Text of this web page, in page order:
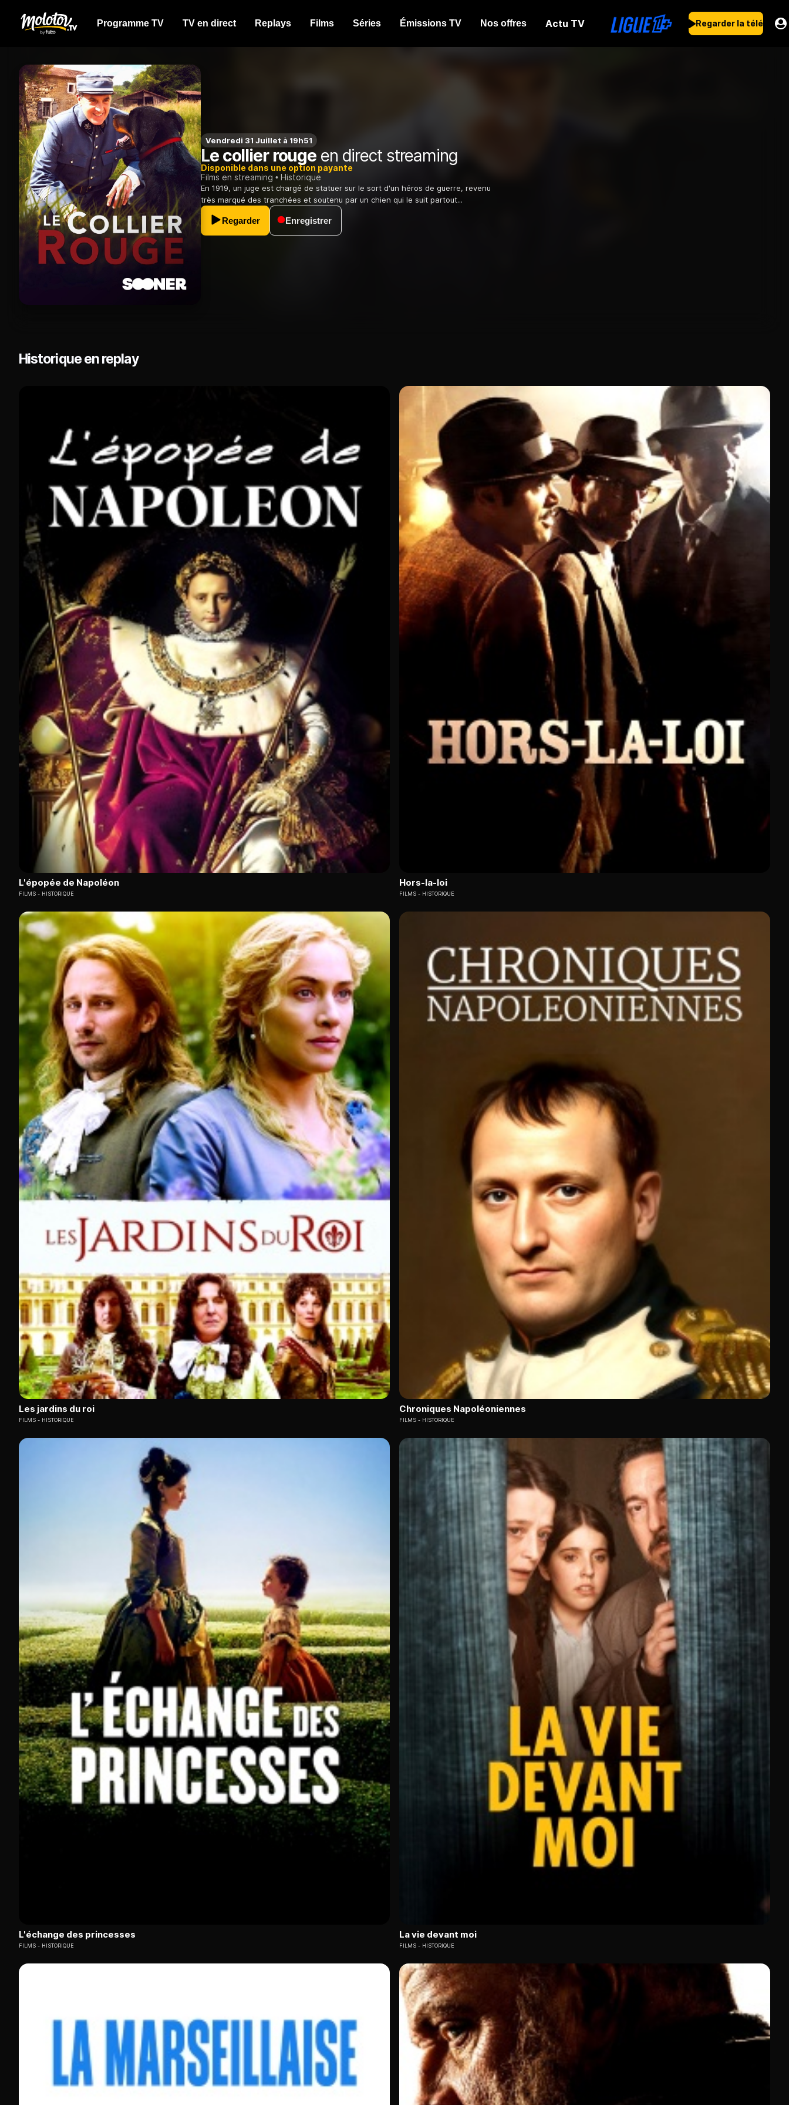
Programme TV TV en direct Replays Films Séries Émissions TV Nos offres Actu TV Regarder la télé
Vendredi 31 Juillet à 19h51
Le collier rouge en direct streaming
Disponible dans une option payante
Films en streaming
Historique
En 1919, un juge est chargé de statuer sur le sort d'un héros de guerre, revenu
très marqué des tranchées et soutenu par un chien qui le suit partout...
Regarder Enregistrer
Historique en replay
L'épopée de Napoléon
FILMS HISTORIQUE
Hors-la-loi
FILMS HISTORIQUE
Les jardins du roi
FILMS HISTORIQUE
Chroniques Napoléoniennes
FILMS HISTORIQUE
L'échange des princesses
FILMS HISTORIQUE
La vie devant moi
FILMS HISTORIQUE